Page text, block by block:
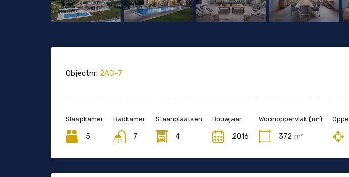
Objectnr: 2AG-7
Slaapkamer
5
Badkamer
7
Staanplaatsen
4
Bouwjaar
2016
Woonoppervlak (m²)
372 m²